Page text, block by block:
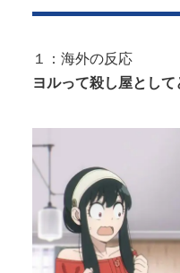
カーが散見、「ラッ
【投稿動画】 トー
Powered by livedoor 相互
１：海外の反応
ヨルって殺し屋とし